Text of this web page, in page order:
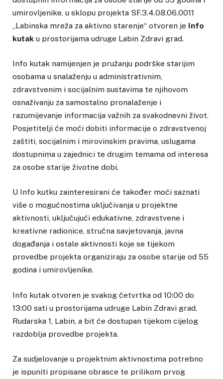
umirovljenike, u sklopu projekta SF.3.4.08.06.0011
„Labinska mreža za aktivno starenje“ otvoren je Info
kutak u prostorijama udruge Labin Zdravi grad.
Info kutak namijenjen je pružanju podrške starijim
osobama u snalaženju u administrativnim,
zdravstvenim i socijalnim sustavima te njihovom
osnaživanju za samostalno pronalaženje i
razumijevanje informacija važnih za svakodnevni život.
Posjetitelji će moći dobiti informacije o zdravstvenoj
zaštiti, socijalnim i mirovinskim pravima, uslugama
dostupnima u zajednici te drugim temama od interesa
za osobe starije životne dobi.
U Info kutku zainteresirani će također moći saznati
više o mogućnostima uključivanja u projektne
aktivnosti, uključujući edukativne, zdravstvene i
kreativne radionice, stručna savjetovanja, javna
događanja i ostale aktivnosti koje se tijekom
provedbe projekta organiziraju za osobe starije od 55
godina i umirovljenike.
Info kutak otvoren je svakog četvrtka od 10:00 do
13:00 sati u prostorijama udruge Labin Zdravi grad,
Rudarska 1, Labin, a bit će dostupan tijekom cijelog
razdoblja provedbe projekta.
Za sudjelovanje u projektnim aktivnostima potrebno
je ispuniti propisane obrasce te prilikom prvog